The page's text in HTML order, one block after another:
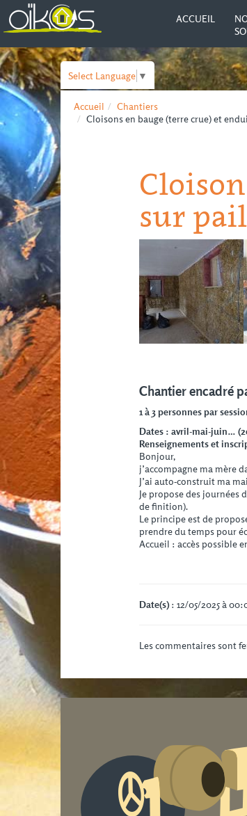
ACCUEIL
Select Language ▼
Accueil
Chantiers
Cloisons en bauge (terre crue) et
sur
Chantier encadré
1 à 3 personnes par
Dates : avril-mai-juin…
Renseignements et
Bonjour,
j’accompagne ma mère
J’ai auto-construit ma
Je propose des
de finition).
Le principe est de
prendre du temps pour
Accueil : accès possible
Date(s): 12/05/2025 à
Les commentaires sont